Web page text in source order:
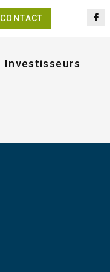
CONTACT
Investisseurs